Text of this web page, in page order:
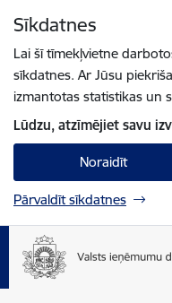
Sīkdatnes
Lai šī tīmekļvietne
sīkdatnes. Ar Jūsu
izmantotas statistikas un
Lūdzu, atzīmējiet savu
Noraidīt
Pārvaldīt sīkdatnes